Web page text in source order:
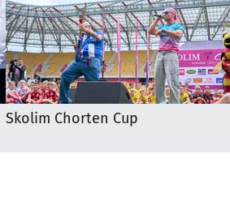
Skolim Chorten Cup